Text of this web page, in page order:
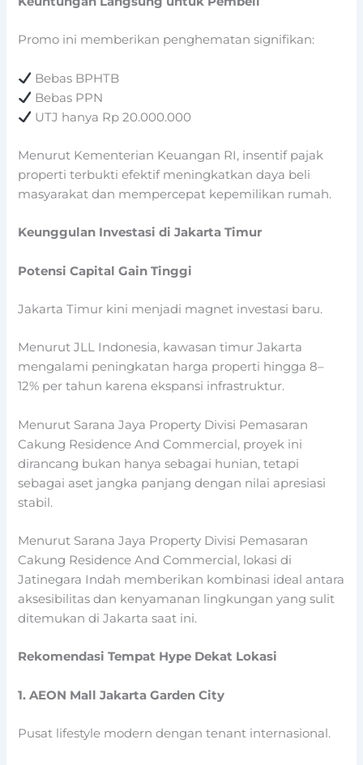
Promo ini memberikan penghematan signifikan:
Bebas BPHTB
Bebas PPN
UTJ hanya Rp 20.000.000
Menurut Kementerian Keuangan RI, insentif pajak
properti terbukti efektif meningkatkan daya beli
masyarakat dan mempercepat kepemilikan rumah.
Keunggulan Investasi di Jakarta Timur
Potensi Capital Gain Tinggi
Jakarta Timur kini menjadi magnet investasi baru.
Menurut JLL Indonesia, kawasan timur Jakarta
mengalami peningkatan harga properti hingga 8–
12% per tahun karena ekspansi infrastruktur.
Menurut Sarana Jaya Property Divisi Pemasaran
Cakung Residence And Commercial, proyek ini
dirancang bukan hanya sebagai hunian, tetapi
sebagai aset jangka panjang dengan nilai apresiasi
stabil.
Menurut Sarana Jaya Property Divisi Pemasaran
Cakung Residence And Commercial, lokasi di
Jatinegara Indah memberikan kombinasi ideal antara
aksesibilitas dan kenyamanan lingkungan yang sulit
ditemukan di Jakarta saat ini.
Rekomendasi Tempat Hype Dekat Lokasi
1.AEON Mall Jakarta Garden City
Pusat lifestyle modern dengan tenant internasional.